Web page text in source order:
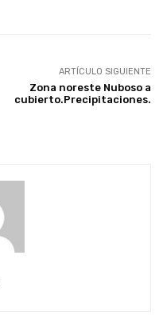
ARTÍCULO SIGUIENTE
Zona noreste Nuboso a
cubierto.Precipitaciones.